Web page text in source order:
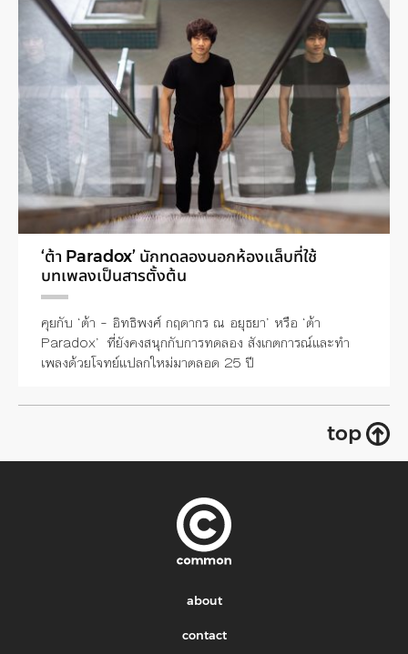
‘ต้า Paradox’ นักทดลองนอกห้องแล็บที่ใช้
บทเพลงเป็นสารตั้งต้น
คุยกับ ‘ต้า – อิทธิพงศ์ กฤดากร ณ อยุธยา’ หรือ ‘ต้า
Paradox’ ที่ยังคงสนุกกับการทดลอง สังเกตการณ์และทำ
เพลงด้วยโจทย์แปลกใหม่มาตลอด 25 ปี
top
about
contact